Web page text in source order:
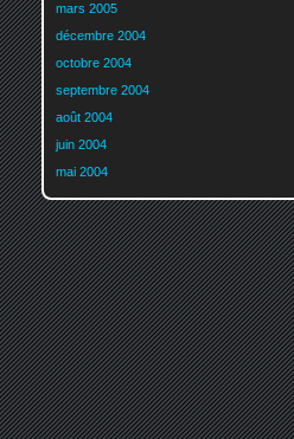
mars 2005
décembre 2004
octobre 2004
septembre 2004
août 2004
juin 2004
mai 2004